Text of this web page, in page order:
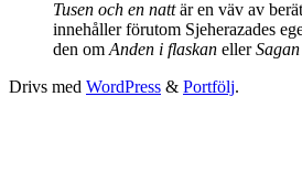
Tusen och en nattär en väv av
innehåller förutom Sjeherazades
den om Anden i flaskan eller
Drivs med WordPress & Portfölj.